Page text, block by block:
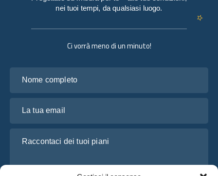
Ci vorrà meno di un minuto!
nei tuoi tempi, da qualsiasi luogo.